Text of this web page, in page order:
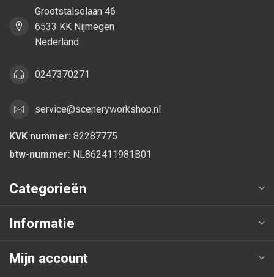
Grootstalselaan 46
6533 KK Nijmegen
Nederland
0247370271
service@sceneryworkshop.nl
KVK nummer: 82287775
btw-nummer: NL862411981B01
Categorieën
Informatie
Mijn account